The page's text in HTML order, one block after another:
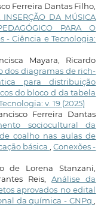
Ferreira Dantas Filho,
INSERÇÃO DA MÚSICA
PARA O
- Ciência e Tecnologia:
Mayara, Ricardo
dos diagramas de rich-
para distribuição
do bloco d da tabela
v. 19 (2025)
Ferreira Dantas
sociocultural da
coalho nas aulas de
básica
,Conexões -
de Lorena Stanzani,
Reis,Análise da
aprovados no edital
da química - CNPq